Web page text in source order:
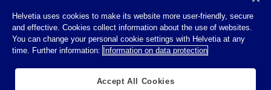
Impressum
Disposizioni giuridiche
Helvetia uses cookies to make its website more user-friendly, secure
and effective. Cookies collect information about the use of websites.
You can change your personal cookie settings with Helvetia at any
time. Further information: Information on data protection
Accept All Cookies